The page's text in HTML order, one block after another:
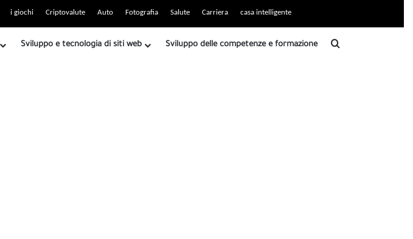
i giochi Criptovalute Auto Fotografia Salute Carriera casa intelligente
Sviluppo e tecnologia di siti web Sviluppo delle competenze e formazione Ricerca